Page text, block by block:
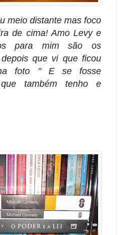
meio distante mas foco
de cima! Amo Levy e
para mim são os
que vi que ficou
foto " E se fosse
que também tenho e